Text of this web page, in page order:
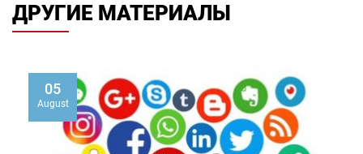
ДРУГИЕ МАТЕРИАЛЫ
01
August